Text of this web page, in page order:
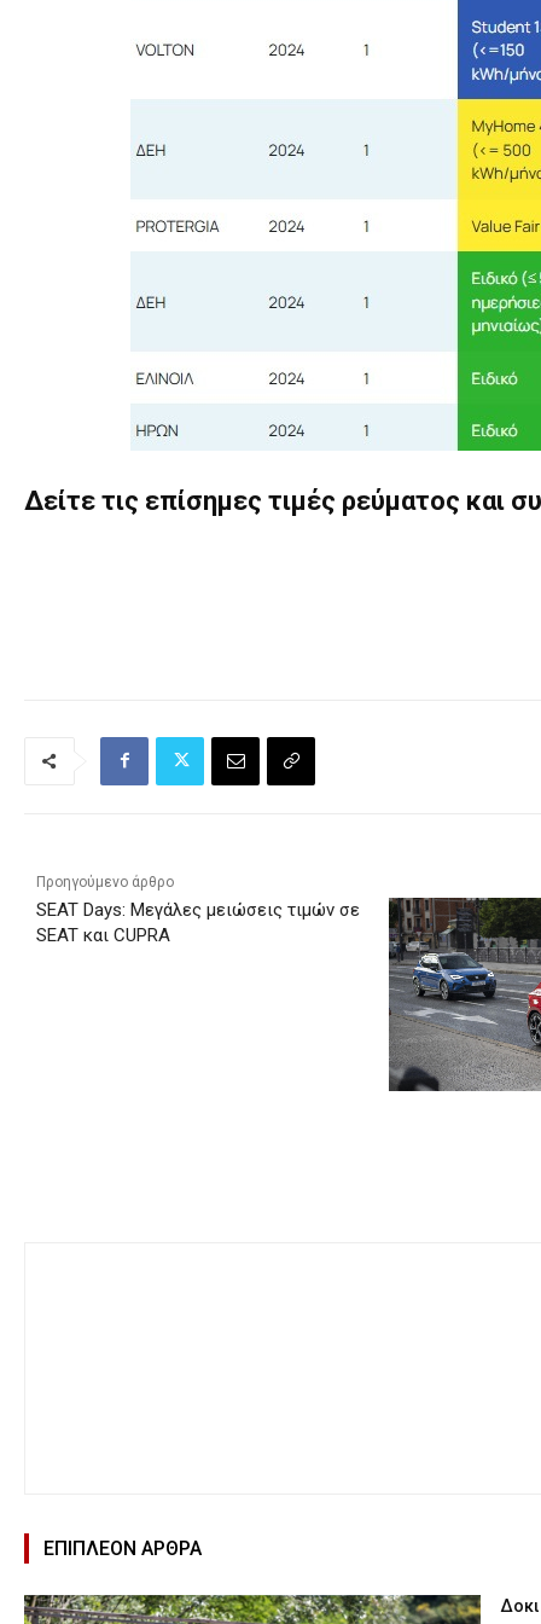
Δείτε τις επίσημες τιμές ρεύματος και
Προηγούμενο άρθρο
SEAT Days: Μεγάλες μειώσεις τιμών σε
SEAT και CUPRA
ΕΠΙΠΛΕΟΝ ΑΡΘΡΑ